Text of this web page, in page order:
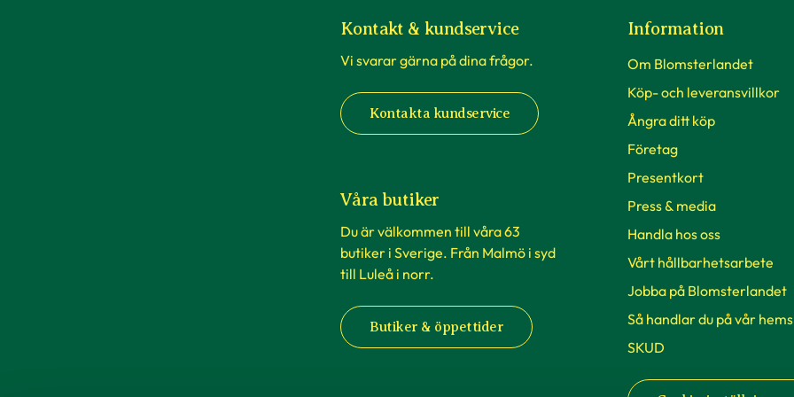
Kontakt & kundservice
Vi svarar gärna på dina frågor.
Kontakta kundservice
Våra butiker
Du är välkommen till våra 63
butiker i Sverige. Från Malmö i syd
till Luleå i norr.
Butiker & öppettider
Information
Om Blomsterlandet
Köp- och leveransvillkor
Ångra ditt köp
Företag
Presentkort
Press & media
Handla hos oss
Vårt hållbarhetsarbete
Jobba på Blomsterlandet
Så handlar du på vår
SKUD